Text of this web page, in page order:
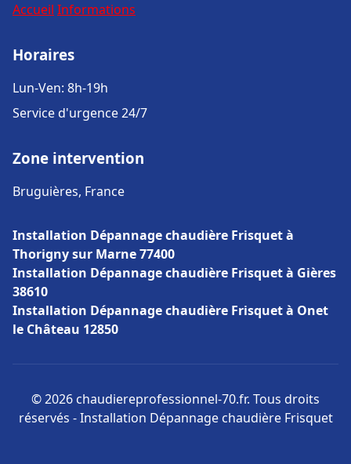
Accueil Informations
Horaires
Lun-Ven: 8h-19h
Service d'urgence 24/7
Zone intervention
Bruguières, France
Installation Dépannage chaudière Frisquet à
Thorigny sur Marne 77400
Installation Dépannage chaudière Frisquet à Gières
38610
Installation Dépannage chaudière Frisquet à Onet
le Château 12850
© 2026 chaudiereprofessionnel-70.fr. Tous droits
réservés - Installation Dépannage chaudière Frisquet